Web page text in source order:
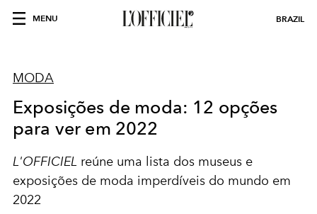
MENU BRAZIL
MODA
Exposições de moda: 12 opções
para ver em 2022
L'OFFICIEL reúne uma lista dos museus e
exposições de moda imperdíveis do mundo em
2022